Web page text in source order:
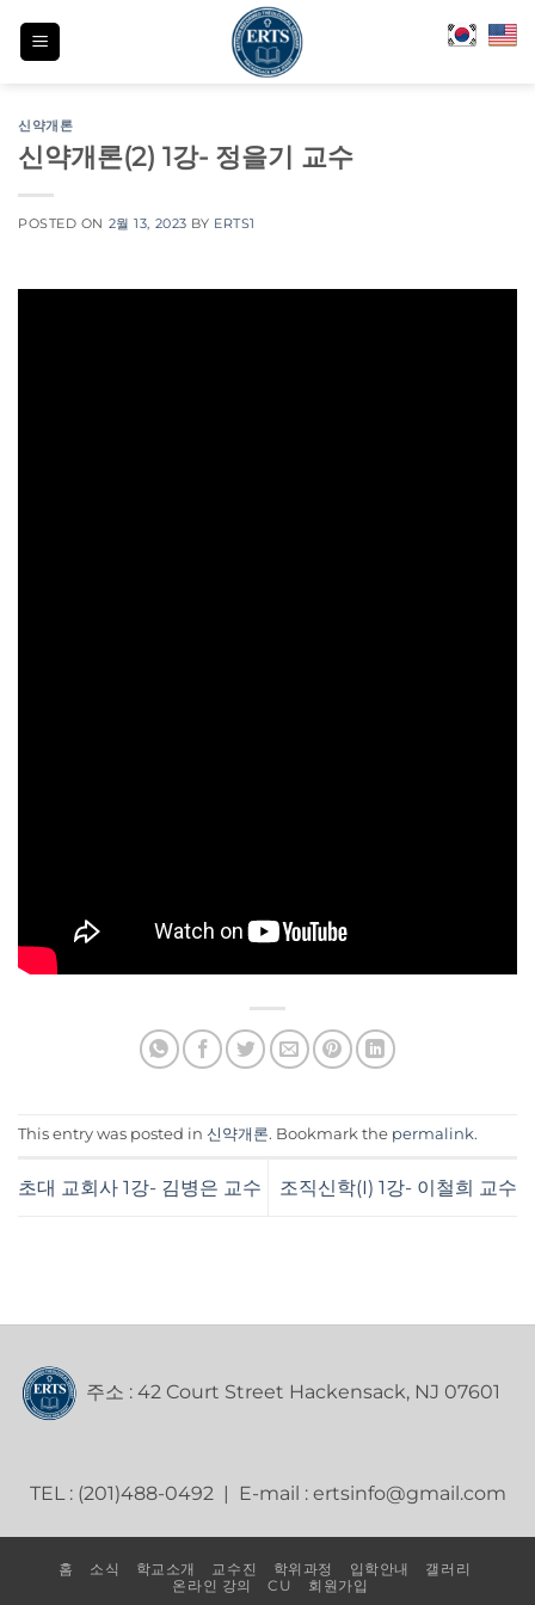
신약개론
신약개론(2) 1강- 정을기 교수
POSTED ON 2월 13, 2023 BY ERTS1
This entry was posted in 신약개론. Bookmark the permalink.
초대 교회사 1강- 김병은 교수 조직신학(I) 1강- 이철희 교수
주소 : 42 Court Street Hackensack, NJ 07601
TEL : (201)488-0492 | E-mail : ertsinfo@gmail.com
홈 소식 학교소개 교수진 학위과정 입학안내
갤러리
온라인 강의
CU 회원가입